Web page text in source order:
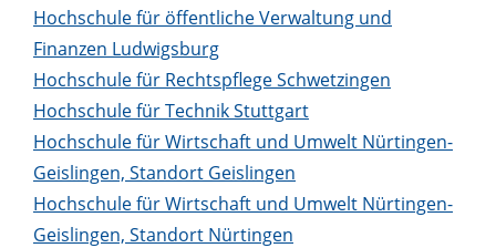
Hochschule für öffentliche Verwaltung und
Finanzen Ludwigsburg
Hochschule für Rechtspflege Schwetzingen
Hochschule für Technik Stuttgart
Hochschule für Wirtschaft und Umwelt Nürtingen-
Geislingen, Standort Geislingen
Hochschule für Wirtschaft und Umwelt Nürtingen-
Geislingen, Standort Nürtingen